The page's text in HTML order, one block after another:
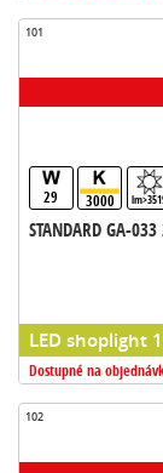
101
29 3000
STANDARD GA-
LED shoplight
Dostupné na
102